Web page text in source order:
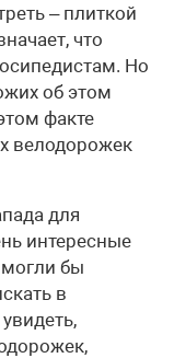
– плиткой
что
Но
об этом
факте
велодорожек
для
интересные
бы
в